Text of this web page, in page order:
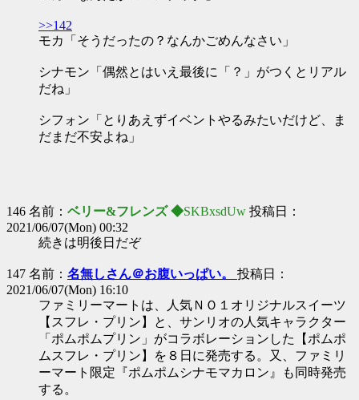
>>142
モカ「そうだったの？なんかごめんなさい」
シナモン「偶然とはいえ最後に「？」がつくとリアル
だね」
シフォン「とりあえずイベントやるみたいだけど、ま
だまだ不安よね」
146 名前： ベリー&フレンズ ◆SKBxsdUw 投稿日：
2021/06/07(Mon) 00:32
続きは明後日だぞ
147 名前： 名無しさん＠お腹いっぱい。 投稿日：
2021/06/07(Mon) 16:10
ファミリーマートは、人気ＮＯ１オリジナルスイーツ
【スフレ・プリン】と、サンリオの人気キャラクター
「ポムポムプリン」がコラボレーションした【ポムポ
ムスフレ・プリン】を８日に発売する。又、ファミリ
ーマート限定『ポムポムシナモマカロン』も同時発売
する。